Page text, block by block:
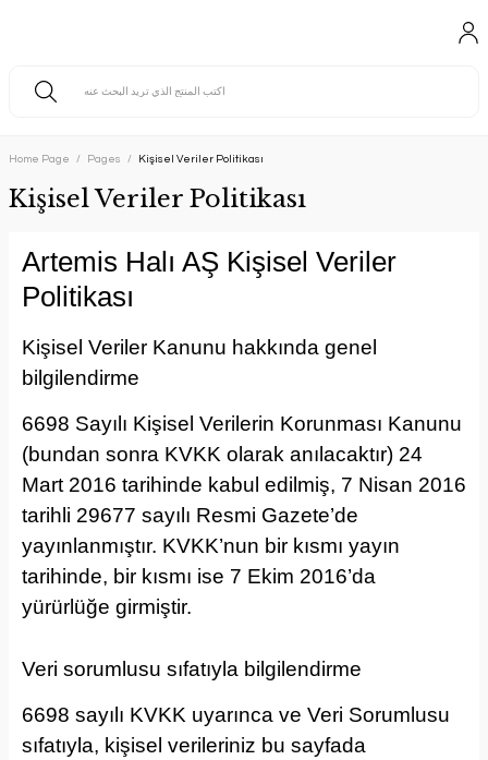
Home Page Pages Kişisel Veriler Politikası
Kişisel Veriler Politikası
Artemis Halı AŞ Kişisel Veriler
Politikası
Kişisel Veriler Kanunu hakkında genel
bilgilendirme
6698 Sayılı Kişisel Verilerin Korunması Kanunu
(bundan sonra KVKK olarak anılacaktır) 24
Mart 2016 tarihinde kabul edilmiş, 7 Nisan 2016
tarihli 29677 sayılı Resmi Gazete’de
yayınlanmıştır. KVKK’nun bir kısmı yayın
tarihinde, bir kısmı ise 7 Ekim 2016’da
yürürlüğe girmiştir.
Veri sorumlusu sıfatıyla bilgilendirme
6698 sayılı KVKK uyarınca ve Veri Sorumlusu
sıfatıyla, kişisel verileriniz bu sayfada